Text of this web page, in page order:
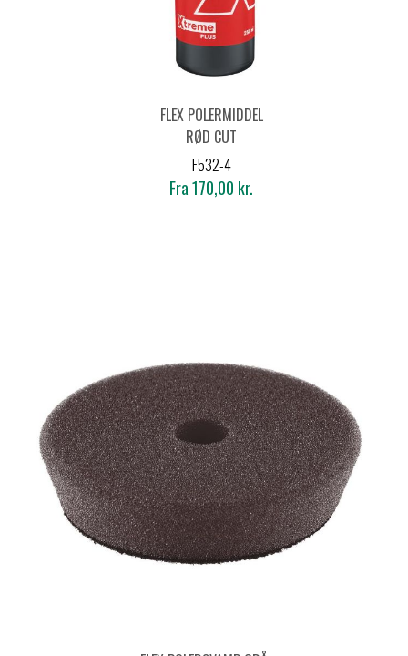
FLEX POLERMIDDEL
RØD CUT
F532-4
Fra 170,00 kr.